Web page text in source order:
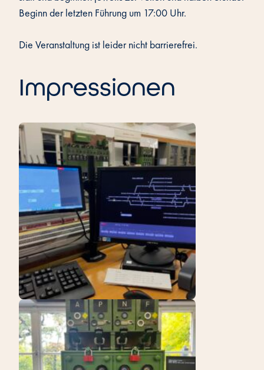
Beginn der letzten Führung um 17:00 Uhr.
Die Veranstaltung ist leider nicht barrierefrei.
Impressionen